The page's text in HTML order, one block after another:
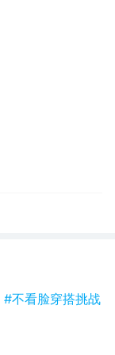
#不看脸穿搭挑战